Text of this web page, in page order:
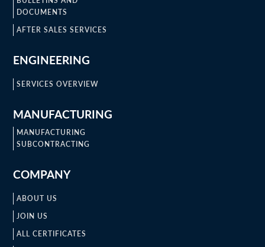
DOCUMENTS
AFTER SALES SERVICES
ENGINEERING
SERVICES OVERVIEW
MANUFACTURING
MANUFACTURING
SUBCONTRACTING
COMPANY
ABOUT US
JOIN US
ALL CERTIFICATES